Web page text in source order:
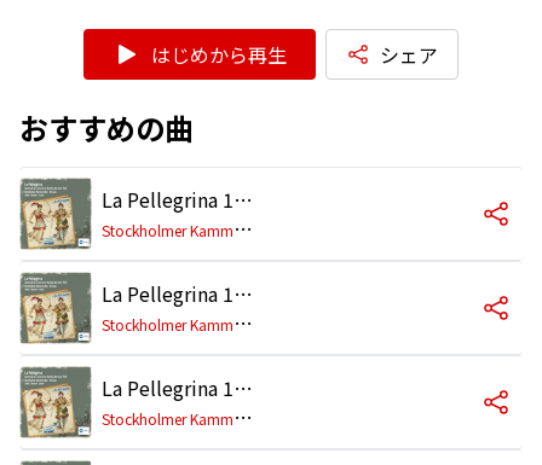
はじめから再生 シェア
おすすめの曲
La Pellegrina 1589, Erster Teil, Primo Intermedio: Archilei / De' Bardi: - Dalle Più Alte Sfere
S
tockholmer Kammerchor/Eric Ericson/Linde Consort/Hans-Martin Linde/Heinrich Huber/Emil Rudin/Norbert Madas/Friedrich Werhahn/Herbert Hoever/Doris Wolff-Malm/Heinz Otto Graf/Michael Jappe/Yukimi Kambe/Arianne Maurette/Angelo Viale/Rudolf Sc
La Pellegrina 1589, Erster Teil, Primo Intermedio: Malvezzi: - Sinfonia
S
tockholmer Kammerchor/Eric Ericson/Linde Consort/Hans-Martin Linde/Heinrich Huber/Emil Rudin/Norbert Madas/Friedrich Werhahn/Herbert Hoever/Doris Wolff-Malm/Heinz Otto Graf/Michael Jappe/Yukimi Kambe/Arianne Maurette/Angelo Viale/Rudolf Sc
La Pellegrina 1589, Erster Teil, Primo Intermedio: Malvezzi / Rinuccini: - Dolcissime Sirene
S
tockholmer Kammerchor/Eric Ericson/Linde Consort/Hans-Martin Linde/Heinrich Huber/Emil Rudin/Norbert Madas/Friedrich Werhahn/Herbert Hoever/Doris Wolff-Malm/Heinz Otto Graf/Michael Jappe/Yukimi Kambe/Arianne Maurette/Angelo Viale/Rudolf Sc